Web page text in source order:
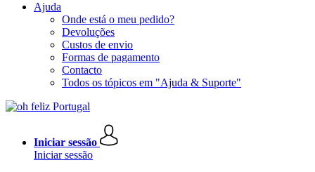
Ajuda
Onde está o meu pedido?
Devoluções
Custos de envio
Formas de pagamento
Contacto
Todos os tópicos em "Ajuda & Suporte"
Iniciar sessão
Iniciar sessão